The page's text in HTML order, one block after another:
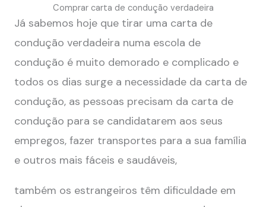
Comprar carta de condução verdadeira
Já sabemos hoje que tirar uma carta de
condução verdadeira numa escola de
condução é muito demorado e complicado e
todos os dias surge a necessidade da carta de
condução, as pessoas precisam da carta de
condução para se candidatarem aos seus
empregos, fazer transportes para a sua família
e outros mais fáceis e saudáveis,
também os estrangeiros têm dificuldade em